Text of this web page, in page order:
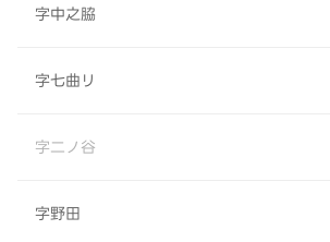
字中之脇
字七曲リ
字二ノ谷
字野田